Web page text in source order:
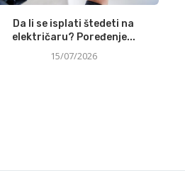
Da li se isplati štedeti na
električaru? Poređenje...
15/07/2026